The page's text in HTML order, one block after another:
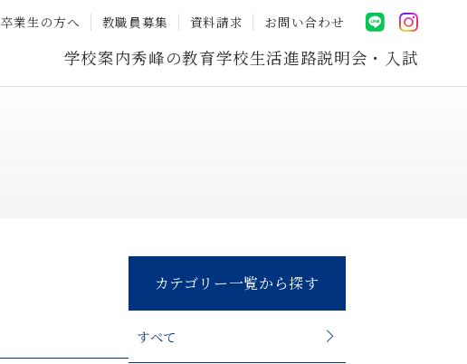
卒業生の方へ 教職員募集 資料請求 お問い合わせ
学校案内秀峰の教育学校生活進路説明会・入試
カテゴリー一覧から探す
すべて